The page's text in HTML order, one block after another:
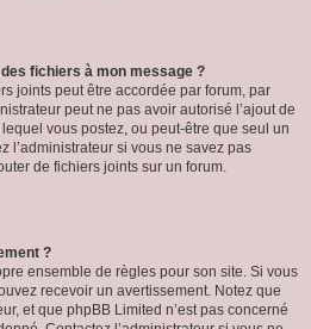
fichiers à mon message ?
joints peut être accordée par forum, par
peut ne pas avoir autorisé l’ajout de
vous postez, ou peut-être que seul un
l’administrateur si vous ne savez pas
de fichiers joints sur un forum.
?
ensemble de règles pour son site. Si vous
recevoir un avertissement. Notez que
et que phpBB Limited n’est pas concerné